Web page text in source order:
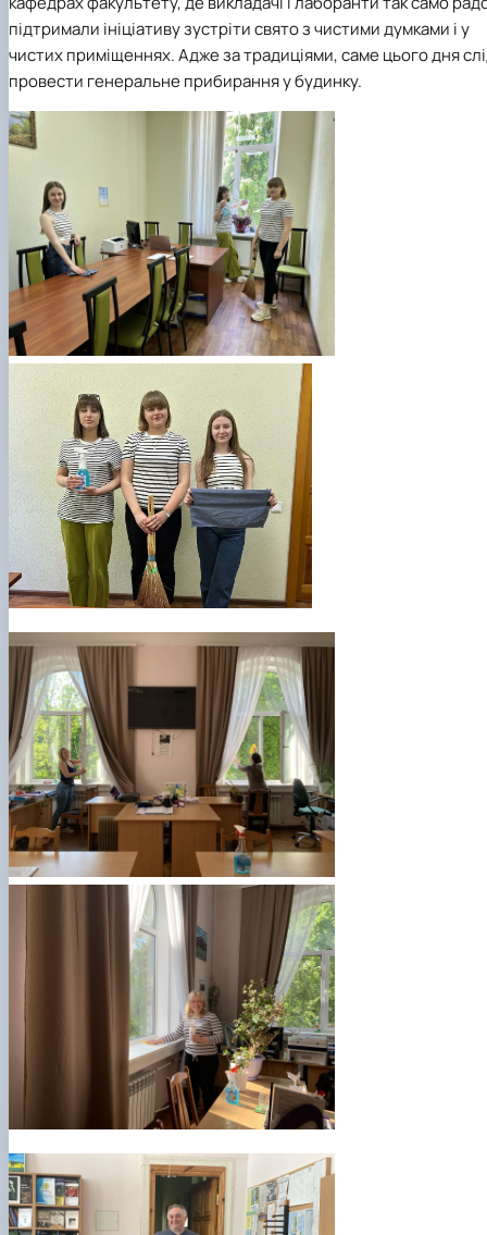
підтримали ініціативу зустріти свято з чистими думками і у
чистих приміщеннях. Адже за традиціями, саме цього дня
провести генеральне прибирання у будинку.